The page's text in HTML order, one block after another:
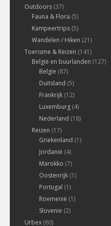
Outdoors (37)
Fauna & Flora (5)
Kampeertrips (5)
Wandelen / Hiken (21)
Toerisme & Reizen (141)
België en buurlanden (127)
Belgie (87)
Duitsland (5)
Frankrijk (12)
Luxemburg (4)
Nederland (18)
Reizen (17)
Griekenland (1)
Jordanië (4)
Marokko (7)
Oostenrijk (1)
Portugal (1)
Roemenië (1)
Slovenie (2)
Urbex (60)